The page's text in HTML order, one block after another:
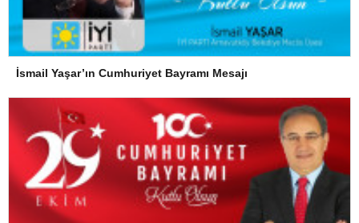
İsmail Yaşar’ın Cumhuriyet Bayramı Mesajı